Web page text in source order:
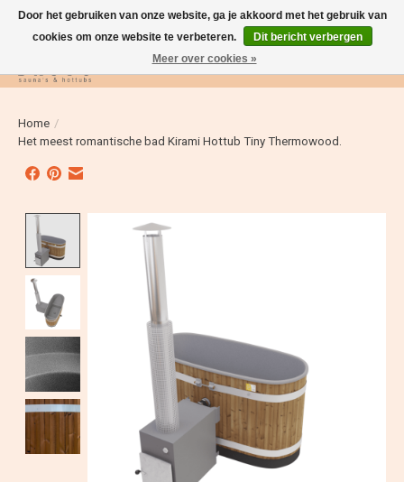
Verlanglijst
Home /
Het meest romantische bad Kirami Hottub Tiny Thermowood.
Product image slideshow Items
Door het gebruiken van onze website, ga je akkoord met het gebruik van
cookies om onze website te verbeteren.
Dit bericht verbergen
Meer over cookies »